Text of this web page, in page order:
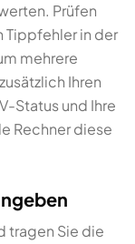
Prüfen
Tippfehler in der
mehrere
Ihren
Status und Ihre
Rechner diese
tragen Sie die